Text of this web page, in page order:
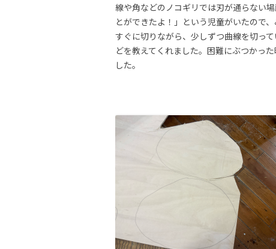
線や角などのノコギリでは刃が通らない
とができたよ！」という児童がいたので
すぐに切りながら、少しずつ曲線を切っ
どを教えてくれました。困難にぶつかっ
した。